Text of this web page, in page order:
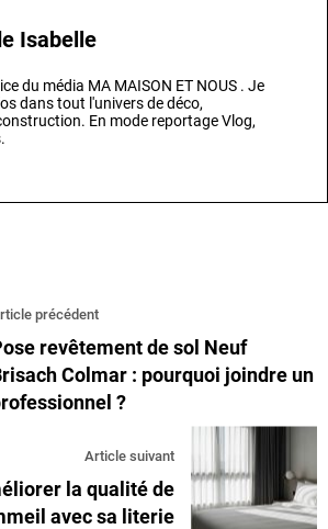
Isabelle
du média MA MAISON ET NOUS . Je
dans tout l'univers de déco,
En mode reportage Vlog,
précédent
revêtement de sol Neuf
Colmar : pourquoi joindre un
?
Article suivant
la qualité de
avec sa literie